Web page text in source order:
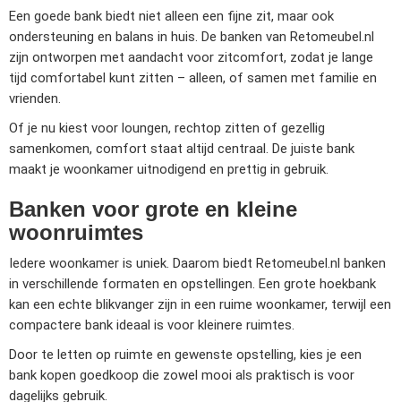
Een goede bank biedt niet alleen een fijne zit, maar ook
ondersteuning en balans in huis. De banken van Retomeubel.nl
zijn ontworpen met aandacht voor zitcomfort, zodat je lange
tijd comfortabel kunt zitten – alleen, of samen met familie en
vrienden.
Of je nu kiest voor loungen, rechtop zitten of gezellig
samenkomen, comfort staat altijd centraal. De juiste bank
maakt je woonkamer uitnodigend en prettig in gebruik.
Banken voor grote en kleine
woonruimtes
Iedere woonkamer is uniek. Daarom biedt Retomeubel.nl banken
in verschillende formaten en opstellingen. Een grote hoekbank
kan een echte blikvanger zijn in een ruime woonkamer, terwijl een
compactere bank ideaal is voor kleinere ruimtes.
Door te letten op ruimte en gewenste opstelling, kies je een
bank kopen goedkoop die zowel mooi als praktisch is voor
dagelijks gebruik.